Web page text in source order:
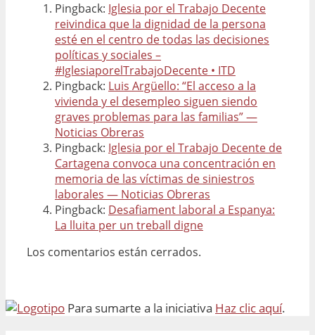
Pingback: Iglesia por el Trabajo Decente
reivindica que la dignidad de la persona
esté en el centro de todas las decisiones
políticas y sociales –
#IglesiaporelTrabajoDecente • ITD
Pingback: Luis Argüello: “El acceso a la
vivienda y el desempleo siguen siendo
graves problemas para las familias” —
Noticias Obreras
Pingback: Iglesia por el Trabajo Decente de
Cartagena convoca una concentración en
memoria de las víctimas de siniestros
laborales — Noticias Obreras
Pingback: Desafiament laboral a Espanya:
La lluita per un treball digne
Los comentarios están cerrados.
Para sumarte a la iniciativa Haz clic aquí.